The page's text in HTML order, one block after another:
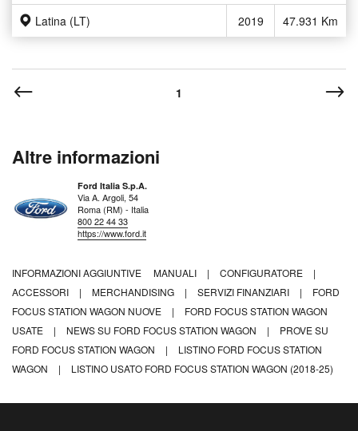
Latina (LT) 2019 47.931 Km
1
Altre informazioni
Ford Italia S.p.A.
Via A. Argoli, 54
Roma (RM) - Italia
800 22 44 33
https://www.ford.it
INFORMAZIONI AGGIUNTIVE MANUALI | CONFIGURATORE
|
ACCESSORI
| MERCHANDISING | SERVIZI FINANZIARI |
FORD
FOCUS STATION WAGON NUOVE
|
FORD FOCUS STATION WAGON
USATE
| NEWS SU FORD FOCUS STATION WAGON |
PROVE SU
FORD FOCUS STATION WAGON
|
LISTINO FORD FOCUS STATION
WAGON
| LISTINO USATO FORD FOCUS STATION WAGON (2018-25)